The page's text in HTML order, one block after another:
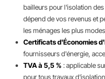
bailleurs pour l'isolation
dépend de vos revenus et
les ménages les plus
Certificats d'Économies
fournisseurs d'énergie,
TVA à 5,5 % : applicable
pour tous travaux